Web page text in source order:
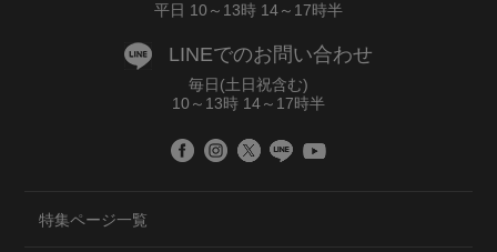
平日 10～13時 14～17時半
LINEでのお問い合わせ
毎日(土日祝含む)
10～13時 14～17時半
特集ページ一覧